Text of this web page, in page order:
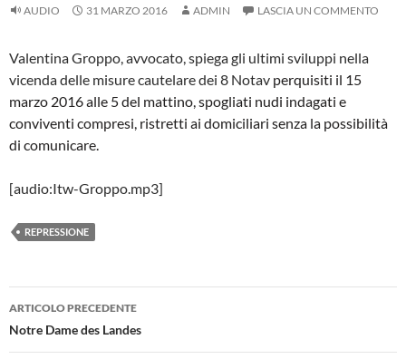
AUDIO 31 MARZO 2016 ADMIN LASCIA UN COMMENTO
Valentina Groppo, avvocato, spiega gli ultimi sviluppi nella
vicenda delle misure cautelare dei 8 Notav perquisiti il 15
marzo 2016 alle 5 del mattino, spogliati nudi indagati e
conviventi compresi, ristretti ai domiciliari senza la possibilità
di comunicare.
[audio:Itw-Groppo.mp3]
REPRESSIONE
Navigazione
articolo
ARTICOLO PRECEDENTE
Notre Dame des Landes